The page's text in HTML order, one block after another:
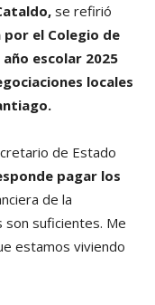
se refirió
el Colegio de
escolar 2025
locales
de Estado
pagar los
de la
son suficientes. Me
estamos viviendo